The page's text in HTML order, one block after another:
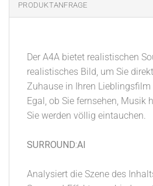
PRODUKTANFRAGE
Der A4A bietet realistischen
realistisches Bild, um Sie
Zuhause in Ihren Lieblingsfilm
Egal, ob Sie fernsehen, Musik
Sie werden völlig eintauchen.
SURROUND:AI
Analysiert die Szene des